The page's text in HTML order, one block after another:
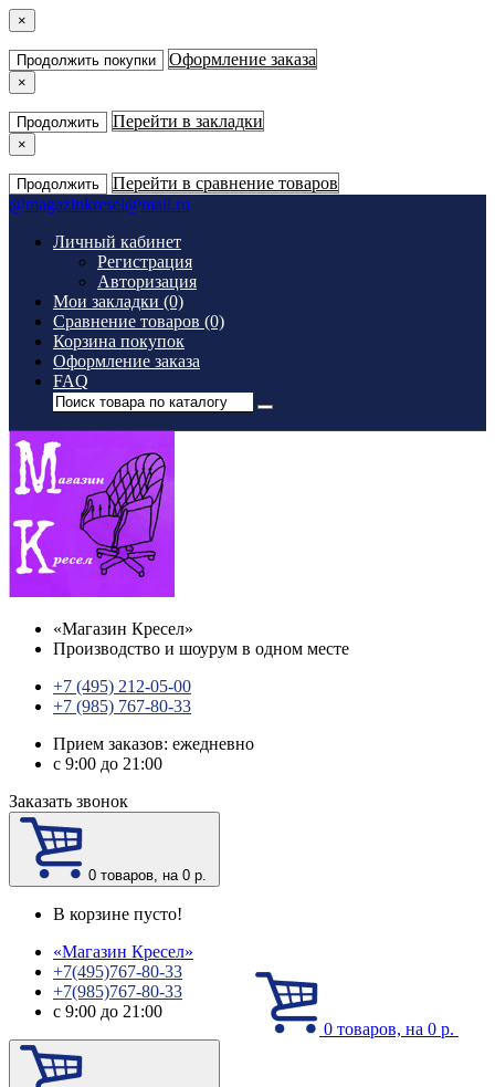
×
Продолжить покупки Оформление заказа
×
Продолжить Перейти в закладки
×
Продолжить
Перейти в сравнение товаров
@magazinkresel@mail.ru
Личный кабинет
Регистрация
Авторизация
Мои закладки (0)
Сравнение товаров (0)
Корзина покупок
Оформление заказа
FAQ
«Магазин Кресел»
Производство и шоурум в одном месте
+7 (495) 212-05-00
+7 (985) 767-80-33
Прием заказов: ежедневно
с 9:00 до 21:00
Заказать звонок
0 товаров, на 0 р.
В корзине пусто!
0 товаров, на 0 р.
«Магазин Кресел»
+7(495)767-80-33
+7(985)767-80-33
с 9:00 до 21:00